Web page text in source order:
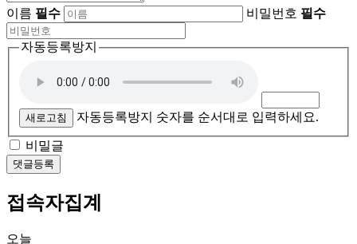
이름 필수 비밀번호 필수
자동등록방지
새로고침 자동등록방지 숫자를 순서대로 입력하세요.
비밀글
댓글등록
접속자집계
오늘